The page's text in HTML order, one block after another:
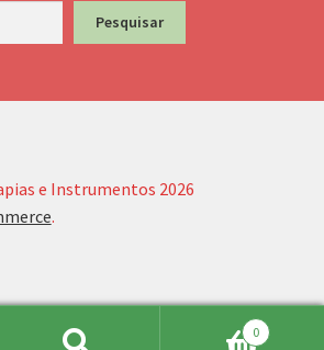
Pesquisar
e Instrumentos 2026
.
0